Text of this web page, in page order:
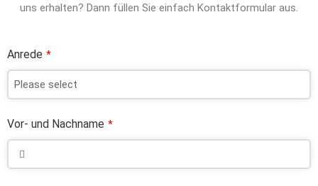
uns erhalten? Dann füllen Sie einfach Kontaktformular aus.
Anrede *
Vor- und Nachname *